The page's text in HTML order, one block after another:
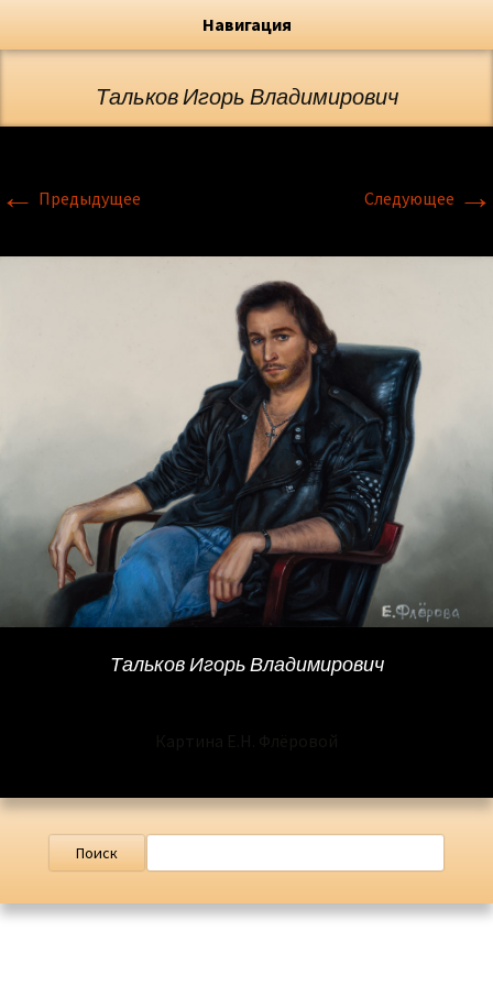
Флёрова Елена Николаевна
Художник, Официальный сайт
Навигация
Тальков Игорь Владимирович
← Предыдущее Следующее →
Тальков Игорь Владимирович